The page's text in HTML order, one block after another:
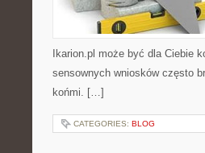
Ikarion.pl może być dla Ciebie
sensownych wniosków często
końmi. […]
CATEGORIES: BLOG